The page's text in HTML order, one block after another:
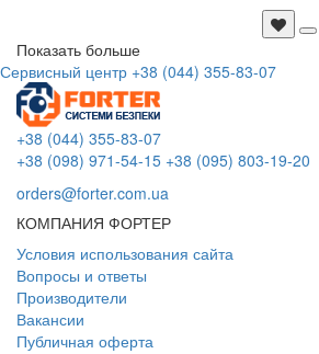
Показать больше
Сервисный центр +38 (044) 355-83-07
+38 (044) 355-83-07
+38 (098) 971-54-15 +38 (095) 803-19-20
orders@forter.com.ua
КОМПАНИЯ ФОРТЕР
Условия использования сайта
Вопросы и ответы
Производители
Вакансии
Публичная оферта